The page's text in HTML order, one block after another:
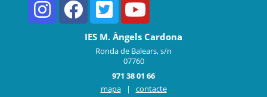
IES M. Àngels Cardona
Ronda de Balears, s/n
07760
971 38 01 66
mapa
| contacte